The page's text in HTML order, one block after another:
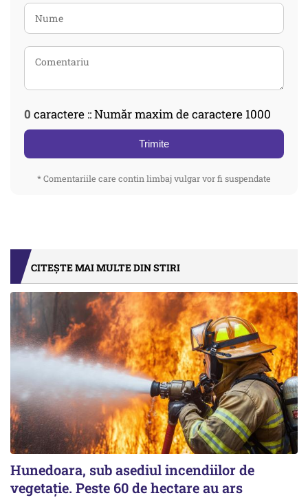
0 caractere :: Număr maxim de caractere 1000
Trimite
* Comentariile care contin limbaj vulgar vor fi suspendate
CITEȘTE MAI MULTE DIN STIRI
Hunedoara, sub asediul incendiilor de
vegetație. Peste 60 de hectare au ars